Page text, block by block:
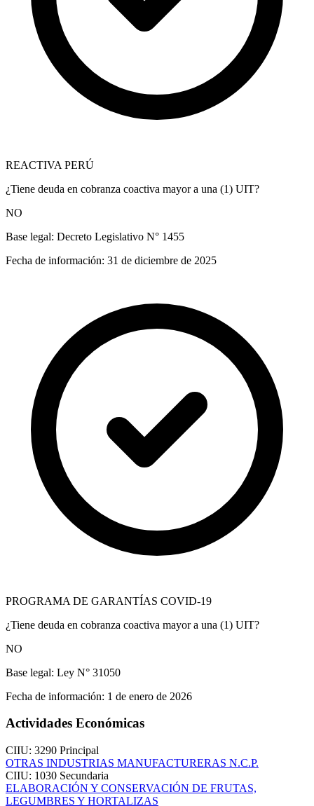
REACTIVA PERÚ
¿Tiene deuda en cobranza coactiva mayor a una (1) UIT?
NO
Base legal: Decreto Legislativo N° 1455
Fecha de información: 31 de diciembre de 2025
PROGRAMA DE GARANTÍAS COVID-19
¿Tiene deuda en cobranza coactiva mayor a una (1) UIT?
NO
Base legal: Ley N° 31050
Fecha de información: 1 de enero de 2026
Actividades Económicas
CIIU: 3290 Principal
OTRAS INDUSTRIAS MANUFACTURERAS N.C.P.
CIIU: 1030 Secundaria
ELABORACIÓN Y CONSERVACIÓN DE FRUTAS,
LEGUMBRES Y HORTALIZAS